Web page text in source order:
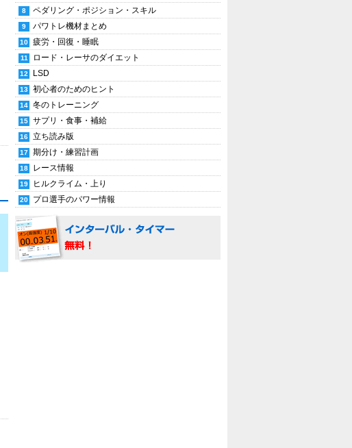
ペダリング・ポジション・スキル
パワトレ機材まとめ
疲労・回復・睡眠
ロード・レーサのダイエット
LSD
初心者のためのヒント
冬のトレーニング
サプリ・食事・補給
立ち読み版
期分け・練習計画
レース情報
ヒルクライム・上り
プロ選手のパワー情報